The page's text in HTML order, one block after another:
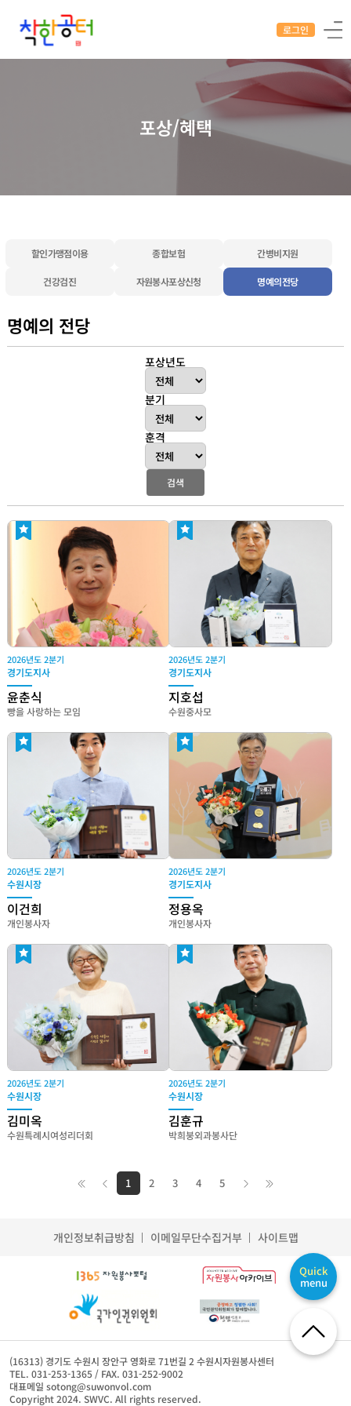
로그인
포상/혜택
할인가맹점이용 종합보험 간병비지원
건강검진 자원봉사포상신청 명예의전당
명예의 전당
포상년도
분기
훈격
검색
2026년도 2분기
경기도지사
윤춘식
빵을 사랑하는 모임
2026년도 2분기
경기도지사
지호섭
수원중사모
2026년도 2분기
수원시장
이건희
개인봉사자
2026년도 2분기
경기도지사
정용옥
개인봉사자
2026년도 2분기
수원시장
김미옥
수원특례시여성리더회
2026년도 2분기
수원시장
김훈규
박희붕외과봉사단
1 2 3 4 5
Quick
menu
개인정보취급방침 이메일무단수집거부 사이트맵
(16313) 경기도 수원시 장안구 영화로 71번길 2 수원시자원봉사센터
TEL. 031-253-1365 / FAX. 031-252-9002
대표메일 sotong@suwonvol.com
Copyright 2024. SWVC. All rights reserved.